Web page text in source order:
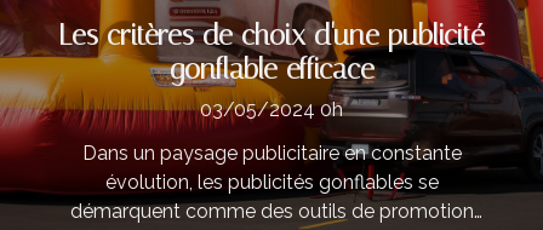
Les critères de choix d'une publicité
gonflable efficace
03/05/2024 0h
Dans un paysage publicitaire en constante
évolution, les publicités gonflables se
démarquent comme des outils de promotion